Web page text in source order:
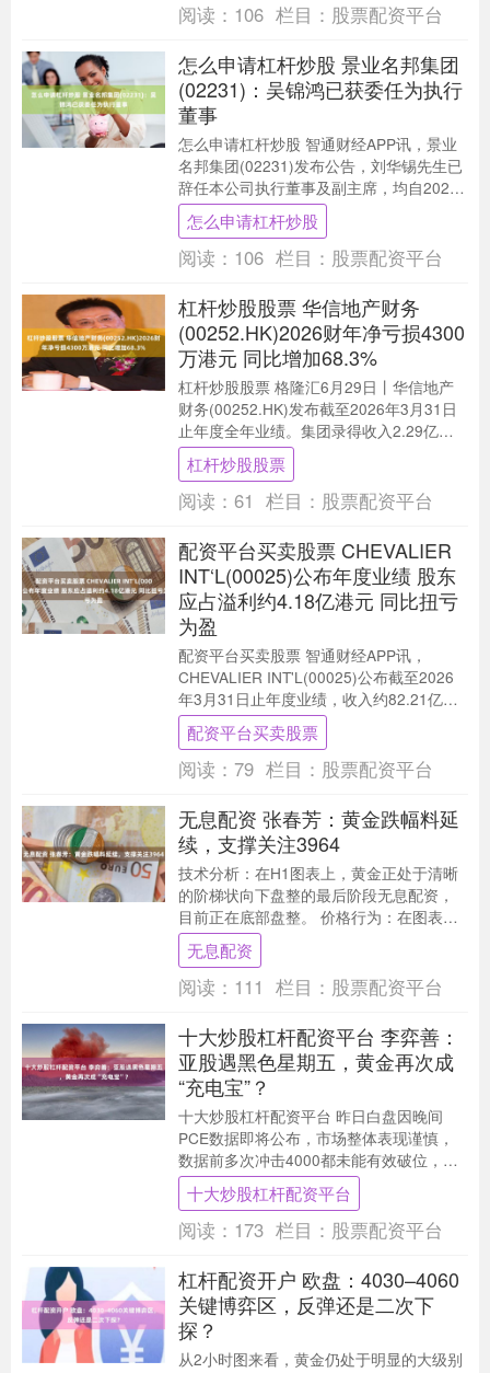
阅读： 106 栏目： 股票配资平台
怎么申请杠杆炒股 景业名邦集团
(02231)：吴锦鸿已获委任为执行
董事
怎么申请杠杆炒股 智通财经APP讯，景业
名邦集团(02231)发布公告，刘华锡先生已
辞任本公司执行董事及副主席，均自2026
年6月30日起生效，于辞任生效后，彼....
怎么申请杠杆炒股
阅读： 106 栏目： 股票配资平台
杠杆炒股股票 华信地产财务
(00252.HK)2026财年净亏损4300
万港元 同比增加68.3%
杠杆炒股股票 格隆汇6月29日丨华信地产
财务(00252.HK)发布截至2026年3月31日
止年度全年业绩。集团录得收入2.29亿港
元，同比减少1.6%。集团于....
杠杆炒股股票
阅读： 61 栏目： 股票配资平台
配资平台买卖股票 CHEVALIER
INT‘L(00025)公布年度业绩 股东
应占溢利约4.18亿港元 同比扭亏
为盈
配资平台买卖股票 智通财经APP讯，
CHEVALIER INT'L(00025)公布截至2026
年3月31日止年度业绩，收入约82.21亿港
元，同比减少11.2....
配资平台买卖股票
阅读： 79 栏目： 股票配资平台
无息配资 张春芳：黄金跌幅料延
续，支撑关注3964
技术分析：在H1图表上，黄金正处于清晰
的阶梯状向下盘整的最后阶段无息配资，
目前正在底部盘整。 价格行为：在图表左
侧经历平稳、单边下跌后，价格目前在底
部找到极其强....
无息配资
阅读： 111 栏目： 股票配资平台
十大炒股杠杆配资平台 李弈善：
亚股遇黑色星期五，黄金再次成
“充电宝”？
十大炒股杠杆配资平台 昨日白盘因晚间
PCE数据即将公布，市场整体表现谨慎，
数据前多次冲击4000都未能有效破位，基
本维持在3070-4000区间盘整。数据后
PC....
十大炒股杠杆配资平台
阅读： 173 栏目： 股票配资平台
杠杆配资开户 欧盘：4030–4060
关键博弈区，反弹还是二次下
探？
从2小时图来看，黄金仍处于明显的大级别